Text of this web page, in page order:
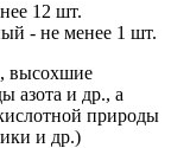
12 шт.
- не менее 1 шт.
высохшие
азота и др., а
природы
и др.)